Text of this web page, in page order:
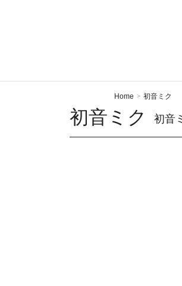
Home > 初音ミク
初音ミク 初音